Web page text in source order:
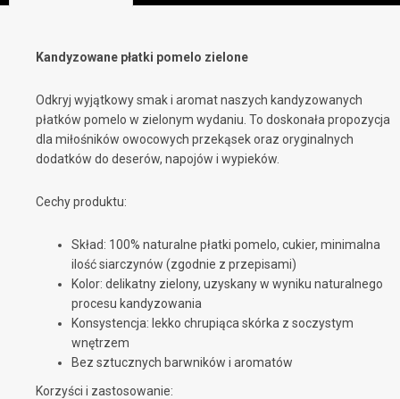
Kandyzowane płatki pomelo zielone
Odkryj wyjątkowy smak i aromat naszych kandyzowanych
płatków pomelo w zielonym wydaniu. To doskonała propozycja
dla miłośników owocowych przekąsek oraz oryginalnych
dodatków do deserów, napojów i wypieków.
Cechy produktu:
Skład: 100% naturalne płatki pomelo, cukier, minimalna
ilość siarczynów (zgodnie z przepisami)
Kolor: delikatny zielony, uzyskany w wyniku naturalnego
procesu kandyzowania
Konsystencja: lekko chrupiąca skórka z soczystym
wnętrzem
Bez sztucznych barwników i aromatów
Korzyści i zastosowanie: